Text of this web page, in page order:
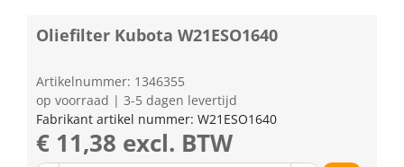
Oliefilter Kubota W21ESO1640
Artikelnummer: 1346355
op voorraad | 3-5 dagen levertijd
Fabrikant artikel nummer: W21ESO1640
€ 11,38 excl. BTW